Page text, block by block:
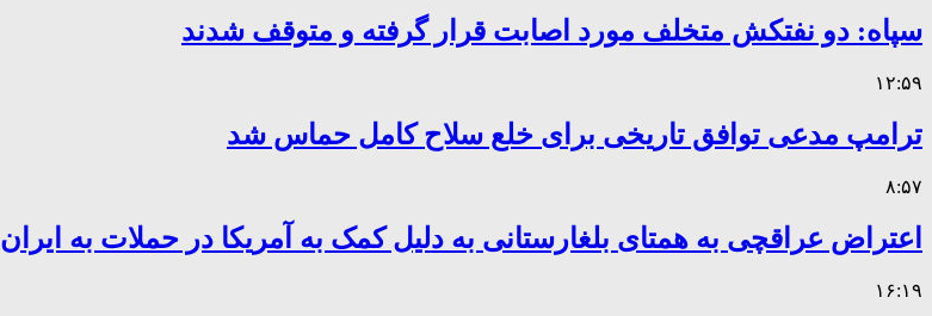
سپاه: دو نفتکش متخلف مورد اصابت قرار گرفته و متوقف شدند
۱۲:۵۹
ترامپ مدعی توافق تاریخی برای خلع سلاح کامل حماس شد
۸:۵۷
اعتراض عراقچی به همتای بلغارستانی به دلیل کمک به آمریکا در حملات به ایران
۱۶:۱۹